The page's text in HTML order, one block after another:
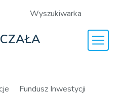
Wyszukiwarka
Fundusz Inwestycji